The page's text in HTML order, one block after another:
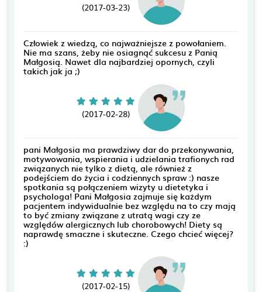
(2017-03-23)
Człowiek z wiedzą, co najważniejsze z powołaniem.
Nie ma szans, żeby nie osiagnąć sukcesu z Panią
Małgosią. Nawet dla najbardziej opornych, czyli
takich jak ja ;)
(2017-02-28)
pani Małgosia ma prawdziwy dar do przekonywania,
motywowania, wspierania i udzielania trafionych rad
związanych nie tylko z dietą, ale również z
podejściem do życia i codziennych spraw :) nasze
spotkania są połączeniem wizyty u dietetyka i
psychologa! Pani Małgosia zajmuje się każdym
pacjentem indywidualnie bez względu na to czy mają
to być zmiany związane z utratą wagi czy ze
względów alergicznych lub chorobowych! Diety są
naprawdę smaczne i skuteczne. Czego chcieć więcej?
:)
(2017-02-15)